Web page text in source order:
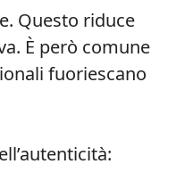
Questo riduce
È però comune
fuoriescano